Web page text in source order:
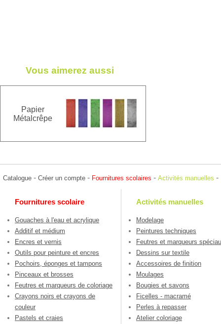
Vous aimerez aussi
Papier
Métalcrêpe
Catalogue - Créer un compte - Fournitures scolaires - Activités manuelles -
Fournitures scolaire
Gouaches à l'eau et acrylique
Additif et médium
Encres et vernis
Outils pour peinture et encres
Pochoirs, éponges et tampons
Pinceaux et brosses
Feutres et marqueurs de coloriage
Crayons noirs et crayons de
couleur
Pastels et craies
Activités manuelles
Modelage
Peintures techniques
Feutres et marqueurs
Dessins sur textile
Accessoires de finition
Moulages
Bougies et savons
Ficelles - macramé
Perles à repasser
Atelier coloriage